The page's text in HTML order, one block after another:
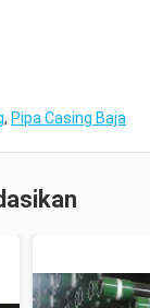
, Pipa Casing Baja